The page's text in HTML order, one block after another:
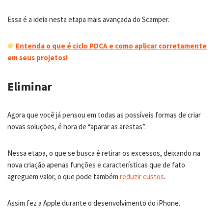
Essa é a ideia nesta etapa mais avançada do Scamper.
Entenda o que é ciclo PDCA e como aplicar corretamente
em seus projetos!
Eliminar
Agora que você já pensou em todas as possíveis formas de criar
novas soluções, é hora de “aparar as arestas”.
Nessa etapa, o que se busca é retirar os excessos, deixando na
nova criação apenas funções e características que de fato
agreguem valor, o que pode também reduzir custos.
Assim fez a Apple durante o desenvolvimento do iPhone.